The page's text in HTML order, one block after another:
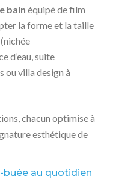
bain équipé de film
la forme et la taille
d’eau, suite
ou villa design à
chacun optimise à
esthétique de
au quotidien